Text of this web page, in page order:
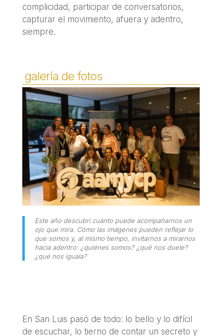
complicidad, participar de conversatorios,
capturar el movimiento, afuera y adentro,
siempre.
galería de fotos
Este año descubrí cuánto puede acompañarnos un
ojo que mira. Cómo las imágenes pueden reflejar lo
que somos y, al mismo tiempo, invitarnos a mirarnos
hacia adentro: ¿quiénes somos? ¿qué nos duele?
¿qué nos iguala?
En San Luis pasó de todo: lo bello y lo difícil
de escuchar, lo tierno de contar un secreto y